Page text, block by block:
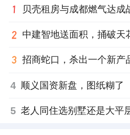
南省政府，签订超过千亿的
议；2017年“西安狂飙”，
数城市，迅速扩张至超过30
中建智地送面积，捅破天
招商蛇口，杀出一个新产
4 顺义国资新盘，图纸糊了
5